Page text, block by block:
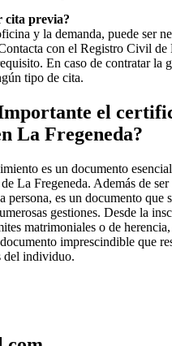
cita previa?
y la demanda, puede ser
con el Registro Civil de
En caso de contratar la
tipo de cita.
el
La Fregeneda?
es un documento
La Fregeneda. Además de
persona, es un documento que
gestiones. Desde la
matrimoniales o de
imprescindible que
del individuo.